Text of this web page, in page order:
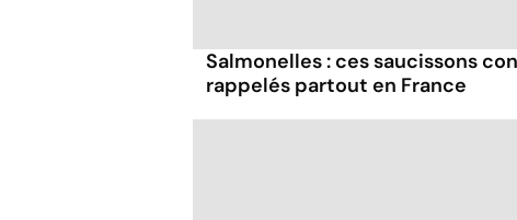
Salmonelles : ces saucissons
rappelés partout en France